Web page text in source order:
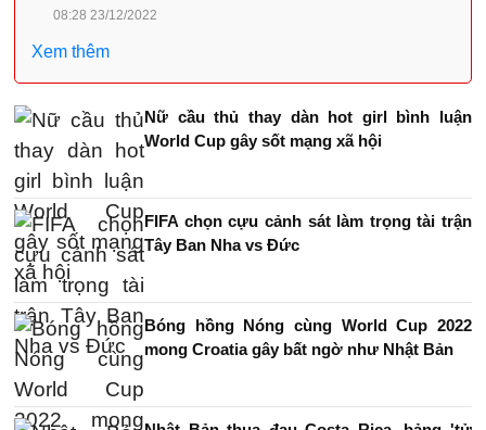
08:28 23/12/2022
Xem thêm
Nữ cầu thủ thay dàn hot girl bình luận
World Cup gây sốt mạng xã hội
FIFA chọn cựu cảnh sát làm trọng tài trận
Tây Ban Nha vs Đức
Bóng hồng Nóng cùng World Cup 2022
mong Croatia gây bất ngờ như Nhật Bản